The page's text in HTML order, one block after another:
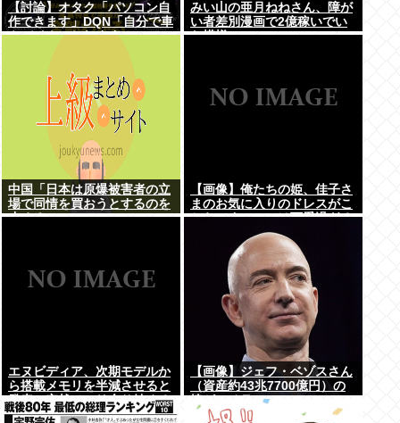
【討論】オタク「パソコン自
作できます」DQN「自分で車
やバイクいじれます」
みい山の亜月ねねさん、障が
い者差別漫画で2億稼いでい
た模様www
中国「日本は原爆被害者の立
場で同情を買おうとするのを
止めろ」
【画像】俺たちの姫、佳子さ
まのお気に入りのドレスがこ
ちらです←コレは可愛過ぎる
w w w w w w w w
エヌビディア、次期モデルか
ら搭載メモリを半減させると
発表。突然メモリ余り始める
www
【画像】ジェフ・ベゾスさん
（資産約43兆7700億円）の
嫁がコチラwww